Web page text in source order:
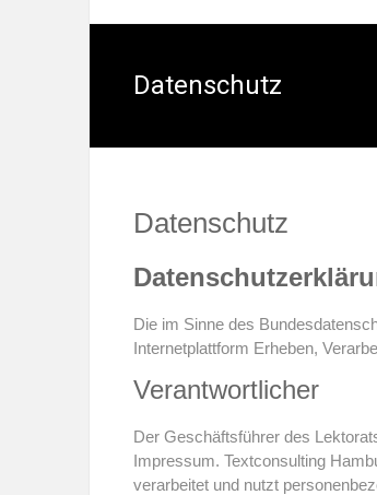
Datenschutz
Datenschutz
Die im Sinne des
Internetplattform Erheben,
Verantwortlicher
Der Geschäftsführer des
Impressum. Textconsulting
verarbeitet und nutzt